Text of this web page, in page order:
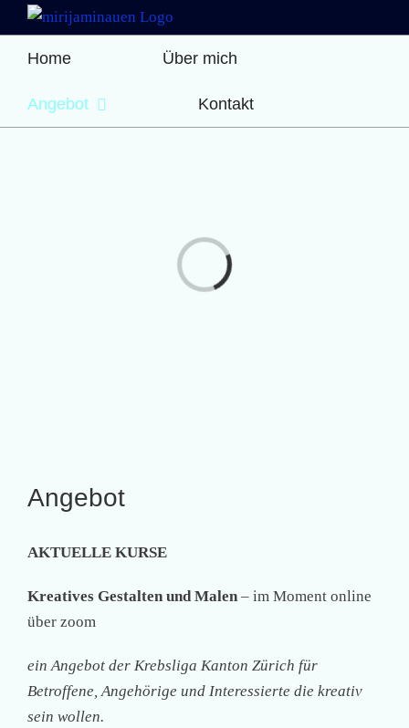
Inhalt
springen
Home Über mich
Angebot Kontakt
Loading...
Angebot
AKTUELLE KURSE
Kreatives Gestalten und Malen– im Moment online
über zoom
ein Angebot der Krebsliga Kanton Zürich für
Betroffene, Angehörige und Interessierte die kreativ
sein wollen.